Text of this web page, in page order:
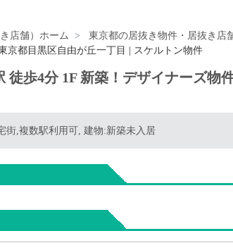
店舗）ホーム 東京都の居抜き物件・居抜き店
京都目黒区自由が丘一丁目 | スケルトン物件
徒歩4分 1F 新築！デザイナーズ物
街,複数駅利用可, 建物:新築未入居